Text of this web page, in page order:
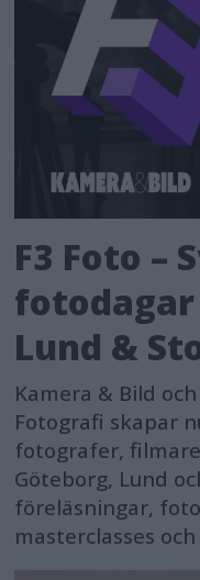
F3 Foto –
Lund &
Kamera & Bild
Fotografi skapar
fotografer,
Göteborg, Lund
föreläsningar,
masterclasses